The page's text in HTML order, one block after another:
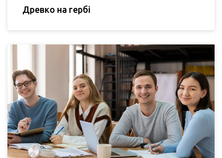
Древко на гербі